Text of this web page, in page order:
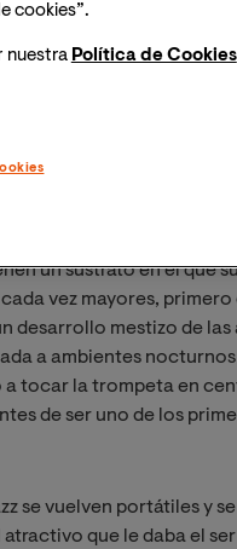
y como estudioso.
el impacto que ha
de en la música
músicas que se
país en el que el
un sustrato en el que
vez mayores, primero
desarrollo mestizo de
a ambientes
tocar la trompeta en
de ser uno de los
se vuelven portátiles y
que le daba el
cookies”.
nuestra Política de Cookies